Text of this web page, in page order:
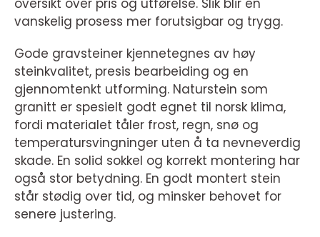
oversikt over pris og utførelse. Slik blir en
vanskelig prosess mer forutsigbar og trygg.
Gode gravsteiner kjennetegnes av høy
steinkvalitet, presis bearbeiding og en
gjennomtenkt utforming. Naturstein som
granitt er spesielt godt egnet til norsk klima,
fordi materialet tåler frost, regn, snø og
temperatursvingninger uten å ta nevneverdig
skade. En solid sokkel og korrekt montering har
også stor betydning. En godt montert stein
står stødig over tid, og minsker behovet for
senere justering.